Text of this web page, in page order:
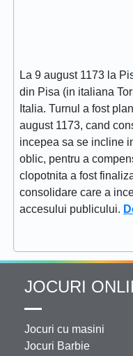
La 9 august 1173 la
din Pisa (in italiana
Italia. Turnul a fost
august 1173, cand
incepea sa se incline
oblic, pentru a
clopotnita a fost
consolidare care a
accesului publicului.
JOCURI
Jocuri cu masini
Jocuri Barbie